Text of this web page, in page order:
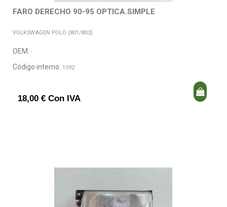
FARO DERECHO 90-95 OPTICA.SIMPLE
VOLKSWAGEN POLO (801/803)
OEM: -
Código interno: 1592
18,00 € Con IVA